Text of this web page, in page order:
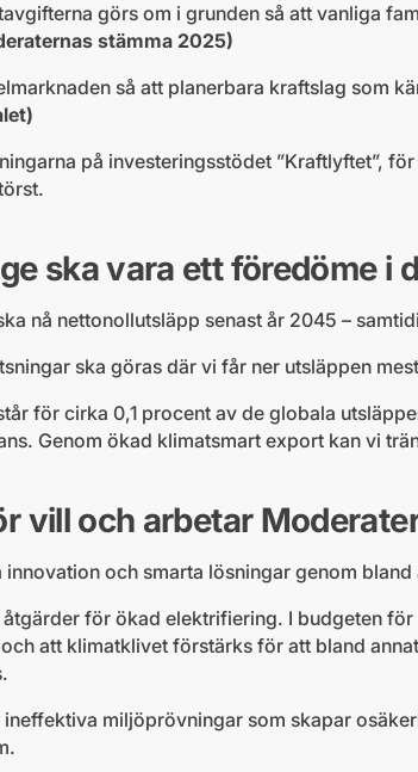
görs om i grunden så att vanliga
stämma 2025)
så att planerbara kraftslag som
på investeringsstödet ”Kraftlyftet”,
ska vara ett föredöme i
nå nettonollutsläpp senast år 2045 –
ska göras där vi får ner utsläppen
för cirka 0,1 procent av de globala
Genom ökad klimatsmart export kan vi
vill och arbetar
innovation och smarta lösningar genom
åtgärder för ökad elektrifiering. I budgeten
att klimatklivet förstärks för att bland
ineffektiva miljöprövningar som skapar